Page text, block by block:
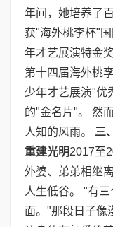
年间，她培养了
获"海外桃李杯"
年才艺展演特金
第十四届海外桃
少年才艺展演"优
的"金名片"。 然
人知的风雨。 三
重建光明2017至
外婆、弟弟相继
人生低谷。 "有
面。"那段日子像